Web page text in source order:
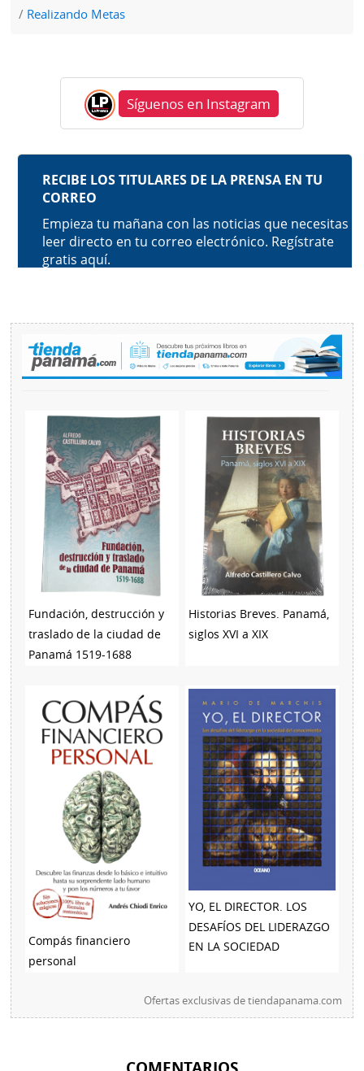
Realizando Metas
Síguenos en Instagram
Fundación, destrucción y
traslado de la ciudad de
Panamá 1519-1688
Historias Breves. Panamá,
siglos XVI a XIX
Compás financiero
personal
YO, EL DIRECTOR. LOS
DESAFÍOS DEL LIDERAZGO
EN LA SOCIEDAD
Ofertas exclusivas detiendapanama.com